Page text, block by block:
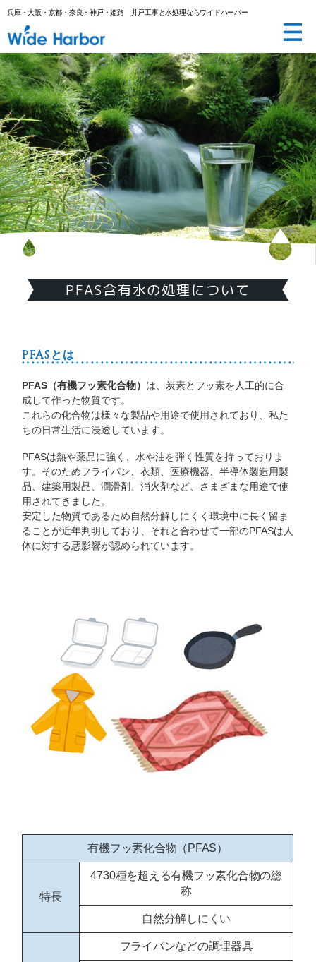
兵庫・大阪・京都・奈良・神戸・姫路 井戸工事と水処理ならワイドハーバー
戸
工
事
と
水
処
理
な
ら
(株)
ワ
イ
ド
ハ
ー
バ
ー|
兵
庫・
大
阪・
京
PFAS含有水の処理について
PFASとは
PFAS（有機フッ素化合物） は、炭素とフッ素を人工的に合
成して作った物質です。
これらの化合物は様々な製品や用途で使用されており、私た
ちの日常生活に浸透しています。
PFASは熱や薬品に強く、水や油を弾く性質を持っておりま
す。そのためフライパン、衣類、医療機器、半導体製造用製
品、建築用製品、潤滑剤、消火剤など、さまざまな用途で使
用されてきました。
安定した物質であるため自然分解しにくく環境中に長く留ま
ることが近年判明しており、それと合わせて一部のPFASは人
体に対する悪影響が認められています。
有機フッ素化合物（PFAS）
特長
4730種を超える有機フッ素化合物の総
称
自然分解しにくい
フライパンなどの調理器具